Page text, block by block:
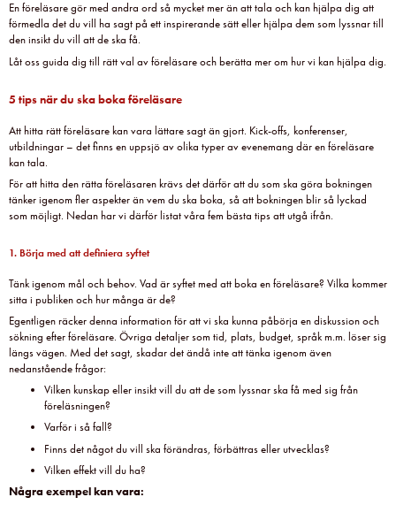
En föreläsare gör med andra ord så mycket mer än att tala och kan hjälpa dig att
förmedla det du vill ha sagt på ett inspirerande sätt eller hjälpa dem som lyssnar till
den insikt du vill att de ska få.
Låt oss guida dig till rätt val av föreläsare och berätta mer om hur vi kan hjälpa dig.
5 tips när du ska boka föreläsare
Att hitta rätt föreläsare kan vara lättare sagt än gjort. Kick-offs, konferenser,
utbildningar – det finns en uppsjö av olika typer av evenemang där en föreläsare
kan tala.
För att hitta den rätta föreläsaren krävs det därför att du som ska göra bokningen
tänker igenom fler aspekter än vem du ska boka, så att bokningen blir så lyckad
som möjligt. Nedan har vi därför listat våra fem bästa tips att utgå ifrån.
1. Börja med att definiera syftet
Tänk igenom mål och behov. Vad är syftet med att boka en föreläsare? Vilka kommer
sitta i publiken och hur många är de?
Egentligen räcker denna information för att vi ska kunna påbörja en diskussion och
sökning efter föreläsare. Övriga detaljer som tid, plats, budget, språk m.m. löser sig
längs vägen. Med det sagt, skadar det ändå inte att tänka igenom även
nedanstående frågor:
Vilken kunskap eller insikt vill du att de som lyssnar ska få med sig från
föreläsningen?
Varför i så fall?
Finns det något du vill ska förändras, förbättras eller utvecklas?
Vilken effekt vill du ha?
Några exempel kan vara: